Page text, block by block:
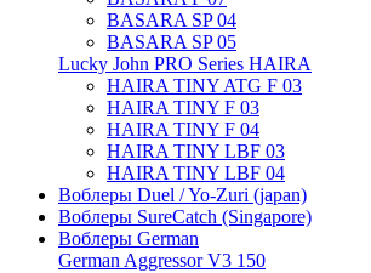
BASARA SP 04
BASARA SP 05
Lucky John PRO Series HAIRA
HAIRA TINY ATG F 03
HAIRA TINY F 03
HAIRA TINY F 04
HAIRA TINY LBF 03
HAIRA TINY LBF 04
Воблеры Duel / Yo-Zuri (japan)
Воблеры SureCatch (Singapore)
Воблеры German
German Aggressor V3 150